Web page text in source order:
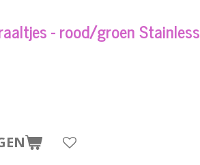
- rood/groen Stainless